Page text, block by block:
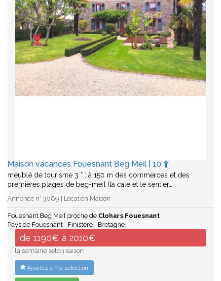
Maison vacances Fouesnant Beg Meil | 10
meublé de tourisme 3 * : à 150 m des commerces et des
premières plages de beg-meil (la cale et le sentier…
Annonce n° 3089 | Location Maison
Fouesnant Beg Meil proche de Clohars Fouesnant
Pays de Fouesnant
Finistère Bretagne
de 1190€ à 2010€
la semaine selon saison
Ajoutez à ma sélection